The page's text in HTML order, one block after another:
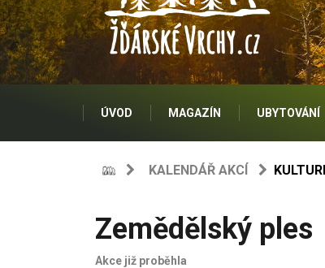
ÚVOD MAGAZÍN UBYTOVÁNÍ
KALENDÁŘ AKCÍ
Zemědělský ples
Akce již proběhla